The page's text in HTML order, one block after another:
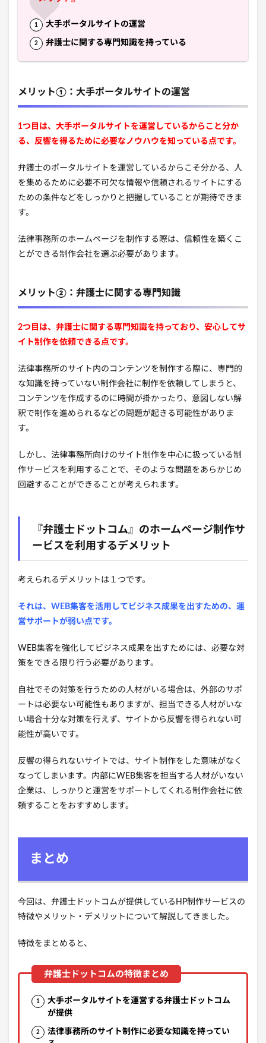
大手ポータルサイトの運営
弁護士に関する専門知識を持っている
メリット①：大手ポータルサイトの運営
1つ目は、大手ポータルサイトを運営しているからこと分か
る、反響を得るために必要なノウハウを知っている点です。
弁護士のポータルサイトを運営しているからこそ分かる、人
を集めるために必要不可欠な情報や信頼されるサイトにする
ための条件などをしっかりと把握していることが期待できま
す。
法律事務所のホームページを制作する際は、信頼性を築くこ
とができる制作会社を選ぶ必要があります。
メリット②：弁護士に関する専門知識
2つ目は、弁護士に関する専門知識を持っており、安心してサ
イト制作を依頼できる点です。
法律事務所のサイト内のコンテンツを制作する際に、専門的
な知識を持っていない制作会社に制作を依頼してしまうと、
コンテンツを作成するのに時間が掛かったり、意図しない解
釈で制作を進められるなどの問題が起きる可能性がありま
す。
しかし、法律事務所向けのサイト制作を中心に扱っている制
作サービスを利用することで、そのような問題をあらかじめ
回避することができることが考えられます。
『弁護士ドットコム』のホームページ制作サ
ービスを利用するデメリット
考えられるデメリットは１つです。
それは、WEB集客を活用してビジネス成果を出すための、運
営サポートが弱い点です。
WEB集客を強化してビジネス成果を出すためには、必要な対
策をできる限り行う必要があります。
自社でその対策を行うための人材がいる場合は、外部のサポ
ートは必要ない可能性もありますが、担当できる人材がいな
い場合十分な対策を行えず、サイトから反響を得られない可
能性が高いです。
反響の得られないサイトでは、サイト制作をした意味がなく
なってしまいます。内部にWEB集客を担当する人材がいない
企業は、しっかりと運営をサポートしてくれる制作会社に依
頼することをおすすめします。
まとめ
今回は、弁護士ドットコムが提供しているHP制作サービスの
特徴やメリット・デメリットについて解説してきました。
特徴をまとめると、
大手ポータルサイトを運営する弁護士ドットコム
が提供
法律事務所のサイト制作に必要な知識を持ってい